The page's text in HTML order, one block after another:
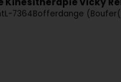
L-7364Bofferdange